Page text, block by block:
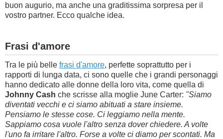
buon augurio, ma anche una graditissima sorpresa per il
vostro partner. Ecco qualche idea.
Frasi d'amore
Tra le più belle frasi d'amore, perfette soprattutto per i
rapporti di lunga data, ci sono quelle che i grandi personaggi
hanno dedicato alle donne della loro vita, come quella di
Johnny Cash che scrisse alla moglie June Carter: "Siamo
diventati vecchi e ci siamo abituati a stare insieme.
Pensiamo le stesse cose. Ci leggiamo nella mente.
Sappiamo cosa vuole l'altro senza dover chiedere. A volte
l'uno fa irritare l'altro. Forse a volte ci diamo per scontati. Ma